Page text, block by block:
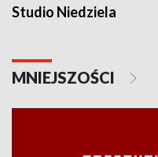
Studio Niedziela
MNIEJSZOŚCI